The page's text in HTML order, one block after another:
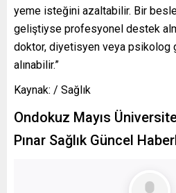
yeme isteğini azaltabilir. Bir
geliştiyse profesyonel destek
doktor, diyetisyen veya psikolog
alınabilir.”
Kaynak: / Sağlık
Ondokuz Mayıs
Pınar Sağlık Güncel